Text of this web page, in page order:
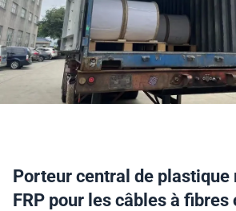
Porteur central de plastique
FRP pour les câbles à fibres